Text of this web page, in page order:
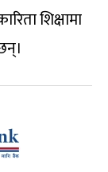
शिक्षामा